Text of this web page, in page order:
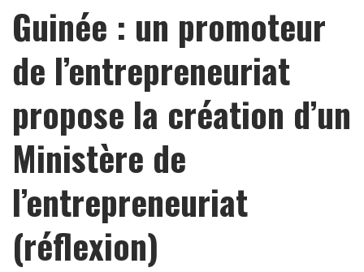
Guinée : un promoteur
de l’entrepreneuriat
propose la création d’un
Ministère de
l’entrepreneuriat
(réflexion)